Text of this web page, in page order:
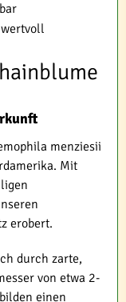
menziesii
Mit
erobert.
durch zarte,
von etwa 2-
einen